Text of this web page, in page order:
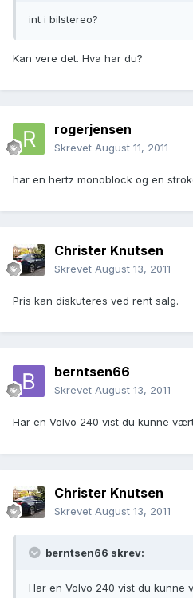
int i bilstereo?
Kan vere det. Hva har du?
rogerjensen
Skrevet August 11, 2011
har en hertz monoblock og en
Christer Knutsen
Skrevet August 13, 2011
Pris kan diskuteres ved rent salg.
berntsen66
Skrevet August 13, 2011
Har en Volvo 240 vist du kunne
Christer Knutsen
Skrevet August 13, 2011
berntsen66 skrev:
Har en Volvo 240 vist du kunne